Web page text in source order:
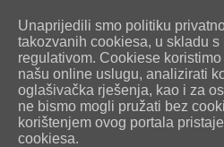
O nama Kontakt Oglašavanje
Pošaljite nam vijest!
Unaprijedili smo politiku
takozvanih cookiesa, u skladu
regulativom. Cookiese
našu online uslugu, analizirati
oglašivačka rješenja, kao i za
ne bismo mogli pružati bez
korištenjem ovog portala
cookiesa.